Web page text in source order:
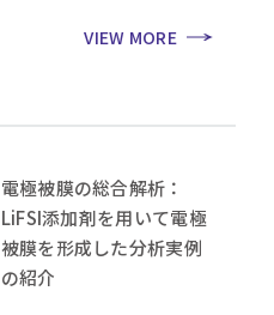
VIEW MORE
電極被膜の総合解析：
LiFSI添加剤を用いて電極
被膜を形成した分析実例
の紹介